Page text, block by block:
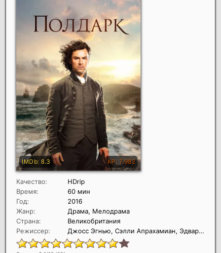
Качество:
HDrip
Время:
60 мин
Год:
2016
Жанр:
Драма, Мелодрама
Страна:
Великобритания
Режиссер:
Джосс Эгнью, Сэлли Апрахамиан, Эдвард Базалгетт